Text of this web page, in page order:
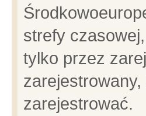
strefy
tylko przez
zarejestrować.